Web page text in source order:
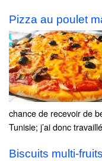
Pizza au poulet
chance de recevoir de
Tunisie; j’ai donc
Biscuits multi-